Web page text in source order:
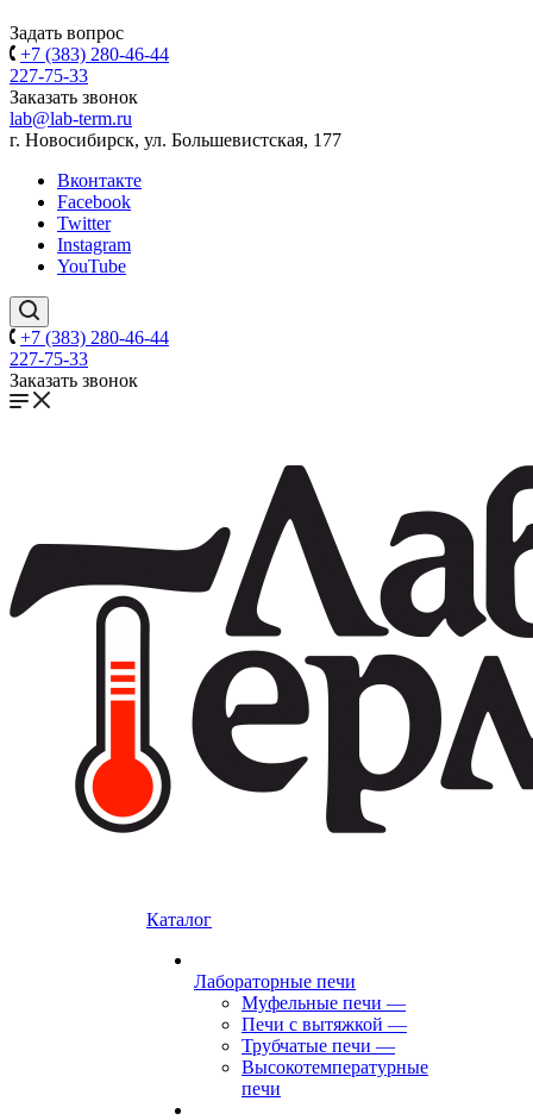
Задать вопрос
+7 (383) 280-46-44
227-75-33
Заказать звонок
lab@lab-term.ru
г. Новосибирск, ул. Большевистская, 177
Вконтакте
Facebook
Twitter
Instagram
YouTube
+7 (383) 280-46-44
227-75-33
Заказать звонок
Каталог
Лабораторные печи
Муфельные печи —
Печи с вытяжкой —
Трубчатые печи —
Высокотемпературные
печи